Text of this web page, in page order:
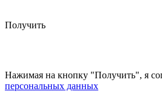
Получить
Нажимая на кнопку "Получить", я
персональных данных